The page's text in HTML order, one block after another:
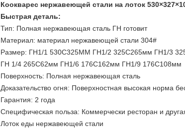
Коокварес нержавеющей стали на лоток
Быстрая деталь:
Тип: Полная нержавеющая сталь ГН готовит
Материал: материал нержавеющей стали 304#
Размер: ГН1/1 530С325ММ ГН1/2 325С265мм ГН1/3
ГН 1/4 265С62мм ГН1/6 176С162мм ГН1/9 176С108мм
Поверхность: Полная нержавеющая сталь
Доказательство огня: Поверхностная высокая норма
Гарантия: 2 года
Специфическая польза: Коммерчески ресторан и
Лоток еды нержавеющей стали